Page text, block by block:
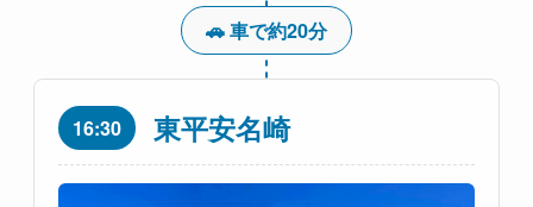
🚗 車で約20分
16:30 東平安名崎